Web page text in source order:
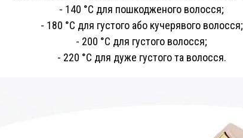
- 140 °C для пошкодженого волосся;
- 180 °C для густого або кучерявого волосся;
- 200 °C для густого волосся;
- 220 °C для дуже густого та волосся.